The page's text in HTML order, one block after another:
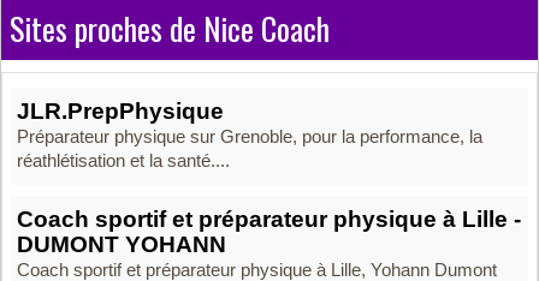
Sites proches de Nice Coach
JLR.PrepPhysique
Préparateur physique sur Grenoble, pour la performance, la
réathlétisation et la santé....
Coach sportif et préparateur physique à Lille -
DUMONT YOHANN
Coach sportif et préparateur physique à Lille, Yohann Dumont